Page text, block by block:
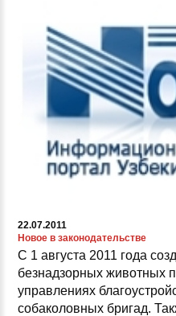
22.07.2011
Новое в законодательстве
С 1 августа 2011 года
безнадзорных животных
управлениях
собаколовных бригад.